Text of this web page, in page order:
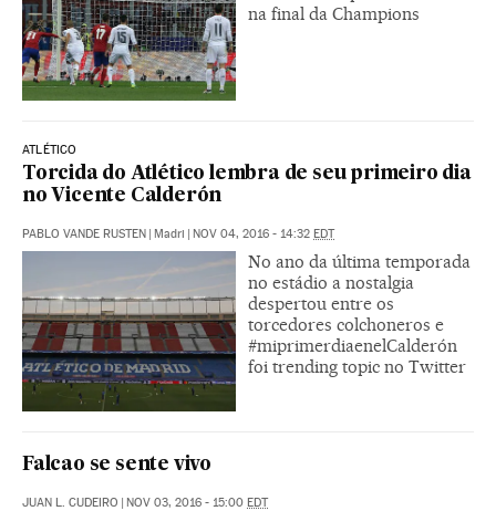
na final da Champions
ATLÉTICO
Torcida do Atlético lembra de seu primeiro dia
no Vicente Calderón
PABLO VANDE RUSTEN | Madri | NOV 04, 2016 - 14:32 EDT
No ano da última temporada
no estádio a nostalgia
despertou entre os
torcedores colchoneros e
#miprimerdiaenelCalderón
foi trending topic no Twitter
Falcao se sente vivo
JUAN L. CUDEIRO | NOV 03, 2016 - 15:00 EDT